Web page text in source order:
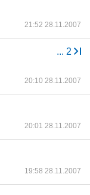
21:52 28.11.2007
... 2
20:10 28.11.2007
20:01 28.11.2007
19:58 28.11.2007